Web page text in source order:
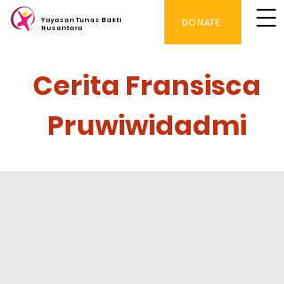
DONATE
Yayasan Tunas Bakti
Nusantara
Cerita Fransisca
Pruwiwidadmi